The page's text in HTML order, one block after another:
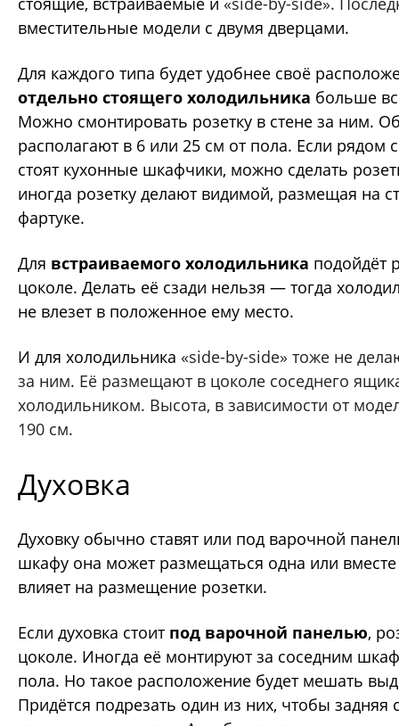
вместительные модели с двумя дверцами.
Для каждого типа будет удобнее своё
отдельно стоящего холодильника больше
Можно смонтировать розетку в стене за ним.
располагают в 6 или 25 см от пола. Если рядом
стоят кухонные шкафчики, можно сделать
иногда розетку делают видимой, размещая на
фартуке.
Для встраиваемого холодильника подойдёт
цоколе. Делать её сзади нельзя — тогда
не влезет в положенное ему место.
И для холодильника «side-by-side» тоже не
за ним. Её размещают в цоколе соседнего
холодильником. Высота, в зависимости от
190 см.
Духовка
Духовку обычно ставят или под варочной
шкафу она может размещаться одна или
влияет на размещение розетки.
Если духовка стоит под варочной панелью,
цоколе. Иногда её монтируют за соседним
пола. Но такое расположение будет мешать
Придётся подрезать один из них, чтобы задняя